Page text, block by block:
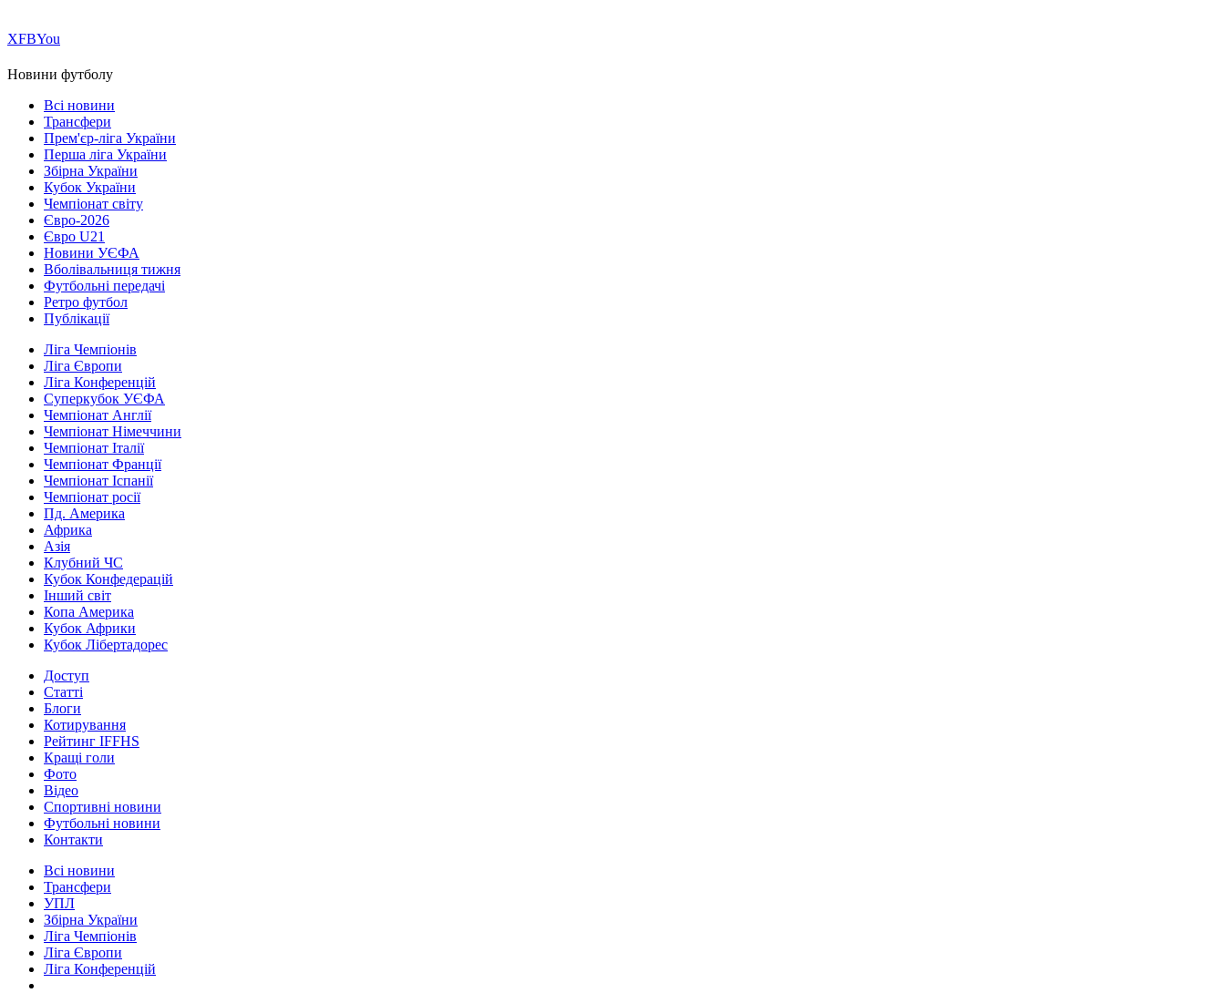
ХFBYou
Новини футболу
Всі новини
Трансфери
Прем'єр-ліга України
Перша ліга України
Збірна України
Кубок України
Чемпіонат світу
Євро-2026
Євро U21
Новини УЄФА
Вболівальниця тижня
Футбольні передачі
Ретро футбол
Публікації
Ліга Чемпіонів
Ліга Європи
Ліга Конференцій
Суперкубок УЄФА
Чемпіонат Англії
Чемпіонат Німеччини
Чемпіонат Італії
Чемпіонат Франції
Чемпіонат Іспанії
Чемпіонат росії
Пд. Америка
Африка
Азія
Клубний ЧС
Кубок Конфедерацій
Інший світ
Копа Америка
Кубок Африки
Кубок Лібертадорес
Доступ
Статті
Блоги
Котирування
Рейтинг IFFHS
Кращі голи
Фото
Відео
Спортивні новини
Футбольні новини
Контакти
Всі новини
Трансфери
УПЛ
Збірна України
Ліга Чемпіонів
Ліга Європи
Ліга Конференцій